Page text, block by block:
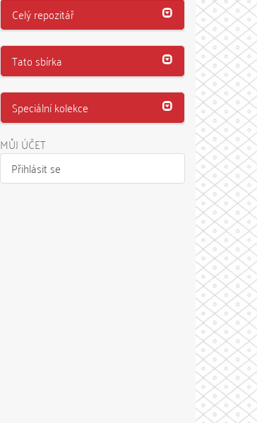
Celý repozitář
Tato sbírka
Speciální kolekce
MŮJ ÚČET
Přihlásit se